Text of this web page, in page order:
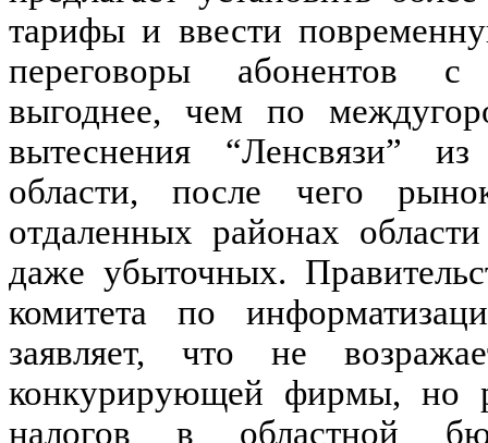
тарифы и ввести
переговоры абонентов с
выгоднее, чем по
вытеснения “Ленсвязи”
области, после чего
отдаленных районах
даже убыточных.
комитета по
заявляет, что не
конкурирующей фирмы, но
налогов в областной